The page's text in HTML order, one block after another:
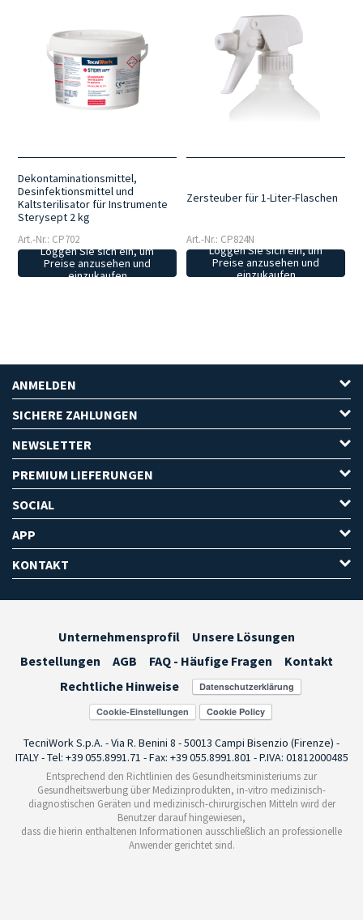
Dekontaminationsmittel,
Desinfektionsmittel und
Kaltsterilisator für Instrumente
Sterysept 2 kg
Art.-Nr.: CP702
Loggen Sie sich ein, um
Preise anzusehen und
einzukaufen
Zersteuber für 1-Liter-Flaschen
Art.-Nr.: CP824N
Loggen Sie sich ein, um
Preise anzusehen und
einzukaufen
ANMELDEN
SICHERE ZAHLUNGEN
NEWSLETTER
PREMIUM LIEFERUNGEN
SOCIAL
APP
KONTAKT
Unternehmensprofil
Unsere Lösungen
Bestellungen
AGB FAQ - Häufige Fragen
Kontakt
Rechtliche Hinweise
Cookie-Einstellungen
TecniWork S.p.A. - Via R. Benini 8 - 50013 Campi Bisenzio (Firenze) -
ITALY - Tel: +39 055.8991.71 - Fax: +39 055.8991.801 - P.IVA: 01812000485
Entsprechend den Richtlinien des Gesundheitsministeriums zur
Gesundheitswerbung über Medizinprodukten, in-vitro medizinisch-
diagnostischen Geräten und medizinisch-chirurgischen Mitteln wird der
Benutzer darauf hingewiesen,
dass die hierin enthaltenen Informationen ausschließlich an professionelle
Anwender gerichtet sind.